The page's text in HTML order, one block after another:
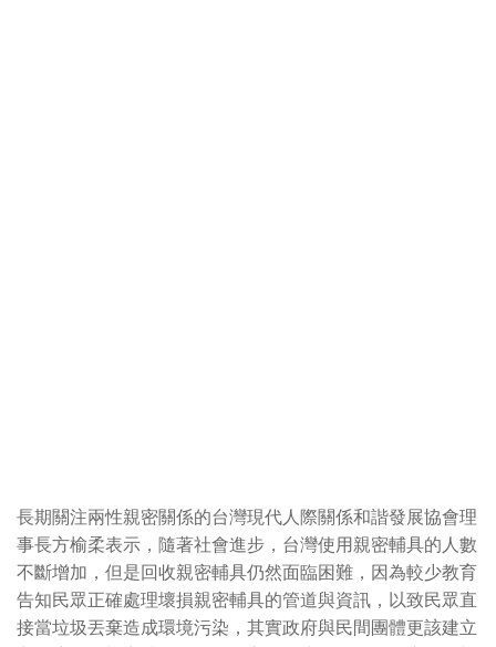
長期關注兩性親密關係的台灣現代人際關係和諧發展協會理
事長方榆柔表示，隨著社會進步，台灣使用親密輔具的人數
不斷增加，但是回收親密輔具仍然面臨困難，因為較少教育
告知民眾正確處理壞損親密輔具的管道與資訊，以致民眾直
接當垃圾丟棄造成環境污染，其實政府與民間團體更該建立